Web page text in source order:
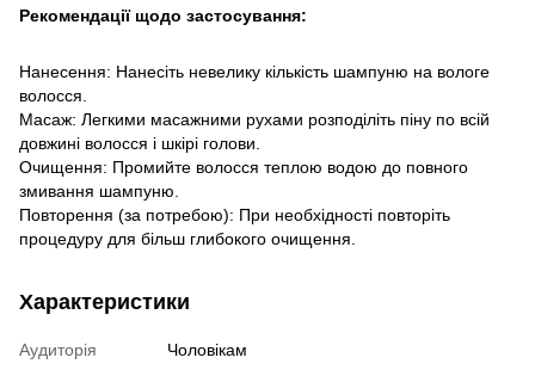
Рекомендації щодо застосування:
Нанесення: Нанесіть невелику кількість шампуню на вологе
волосся.
Масаж: Легкими масажними рухами розподіліть піну по всій
довжині волосся і шкірі голови.
Очищення: Промийте волосся теплою водою до повного
змивання шампуню.
Повторення (за потребою): При необхідності повторіть
процедуру для більш глибокого очищення.
Характеристики
Аудиторія
Чоловікам